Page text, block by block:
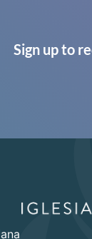
Sign up to